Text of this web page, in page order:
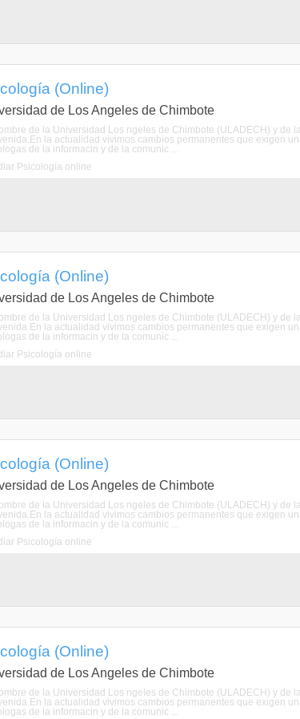
(Online)
de Los Angeles de Chimbote
de la Universidad Los ngeles de Chimbote (ULADECH) y de
la actualidad vivimos cambios permanentes que exigen
de la informacin y de la comunic ...
Psicología online
(Online)
de Los Angeles de Chimbote
de la Universidad Los ngeles de Chimbote (ULADECH) y de
la actualidad vivimos cambios permanentes que exigen
de la informacin y de la comunic ...
Psicología online
(Online)
de Los Angeles de Chimbote
de la Universidad Los ngeles de Chimbote (ULADECH) y de
la actualidad vivimos cambios permanentes que exigen
de la informacin y de la comunic ...
Psicología online
(Online)
de Los Angeles de Chimbote
de la Universidad Los ngeles de Chimbote (ULADECH) y de
la actualidad vivimos cambios permanentes que exigen
de la informacin y de la comunic ...